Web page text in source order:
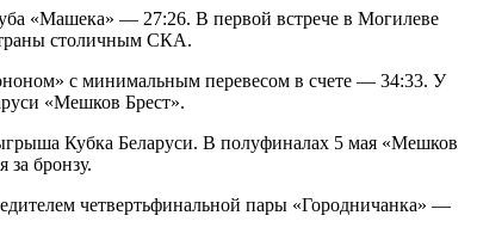
«Машека» — 27:26. В первой встрече в Могилеве
столичным СКА.
с минимальным перевесом в счете — 34:33. У
«Мешков Брест».
Кубка Беларуси. В полуфиналах 5 мая «Мешков
бронзу.
четвертьфинальной пары «Городничанка» —